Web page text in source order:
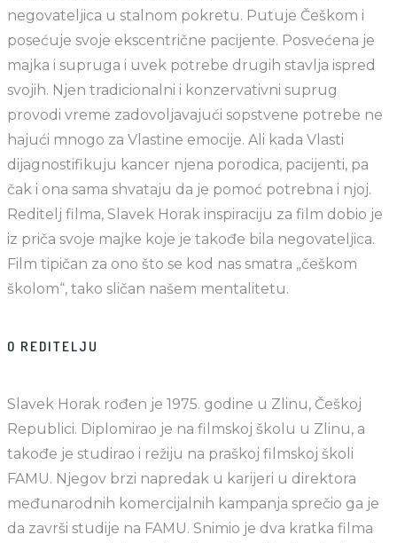
negovateljica u stalnom pokretu. Putuje Češkom i
posećuje svoje ekscentrične pacijente. Posvećena je
majka i supruga i uvek potrebe drugih stavlja ispred
svojih. Njen tradicionalni i konzervativni suprug
provodi vreme zadovoljavajući sopstvene potrebe ne
hajući mnogo za Vlastine emocije. Ali kada Vlasti
dijagnostifikuju kancer njena porodica, pacijenti, pa
čak i ona sama shvataju da je pomoć potrebna i njoj.
Reditelj filma, Slavek Horak inspiraciju za film dobio je
iz priča svoje majke koje je takođe bila negovateljica.
Film tipičan za ono što se kod nas smatra „češkom
školom“, tako sličan našem mentalitetu.
O REDITELJU
Slavek Horak rođen je 1975. godine u Zlinu, Češkoj
Republici. Diplomirao je na filmskoj školu u Zlinu, a
takođe je studirao i režiju na praškoj filmskoj školi
FAMU. Njegov brzi napredak u karijeri u direktora
međunarodnih komercijalnih kampanja sprečio ga je
da završi studije na FAMU. Snimio je dva kratka filma